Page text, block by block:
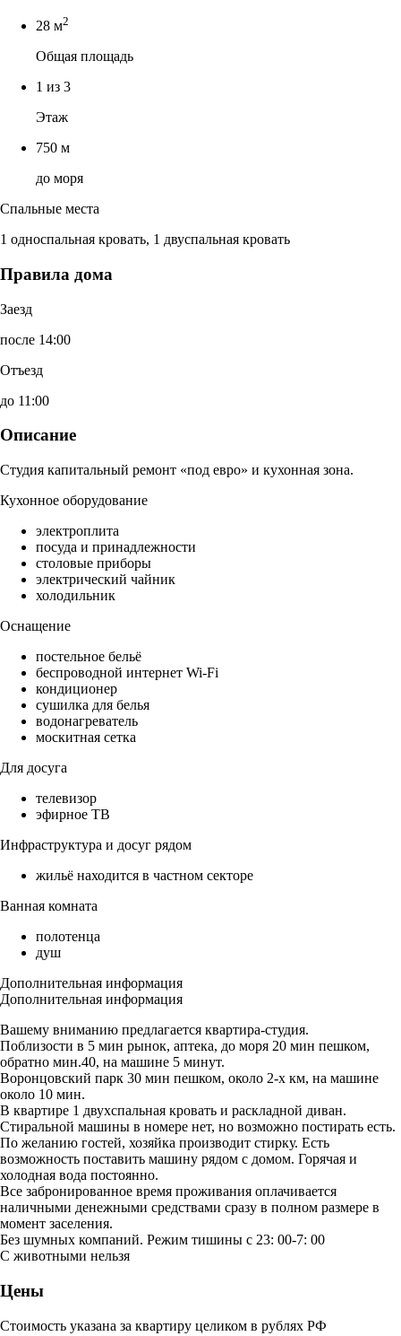
28 м2
Общая площадь
1 из 3
Этаж
750 м
до моря
Спальные места
1 односпальная кровать, 1 двуспальная кровать
Правила дома
Заезд
после 14:00
Отъезд
до 11:00
Описание
Студия капитальный ремонт «под евро» и кухонная зона.
Кухонное оборудование
электроплита
посуда и принадлежности
столовые приборы
электрический чайник
холодильник
Оснащение
постельное бельё
беспроводной интернет Wi-Fi
кондиционер
сушилка для белья
водонагреватель
москитная сетка
Для досуга
телевизор
эфирное ТВ
Инфраструктура и досуг рядом
жильё находится в частном секторе
Ванная комната
полотенца
душ
Дополнительная информация
Дополнительная информация
Вашему вниманию предлагается квартира-студия.
Поблизости в 5 мин рынок, аптека, до моря 20 мин пешком,
обратно мин.40, на машине 5 минут.
Воронцовский парк 30 мин пешком, около 2-х км, на машине
около 10 мин.
В квартире 1 двухспальная кровать и раскладной диван.
Стиральной машины в номере нет, но возможно постирать есть.
По желанию гостей, хозяйка производит стирку. Есть
возможность поставить машину рядом с домом. Горячая и
холодная вода постоянно.
Все забронированное время проживания оплачивается
наличными денежными средствами сразу в полном размере в
момент заселения.
Без шумных компаний. Режим тишины с 23: 00-7: 00
С животными нельзя
Цены
Стоимость указана за квартиру целиком в рублях РФ